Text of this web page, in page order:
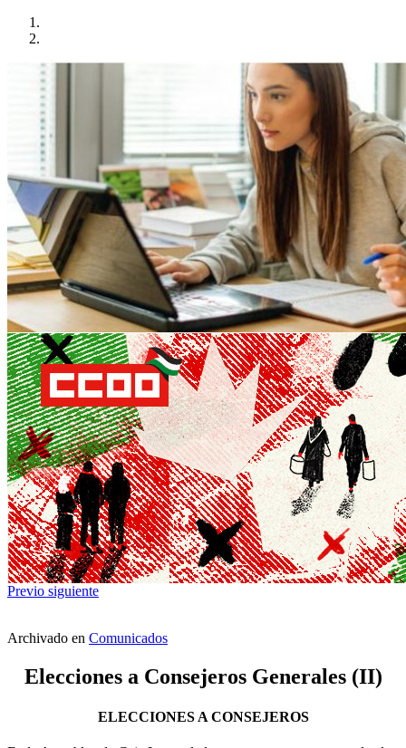
Previo siguiente
Archivado en Comunicados
Elecciones a Consejeros Generales (II)
ELECCIONES A CONSEJEROS